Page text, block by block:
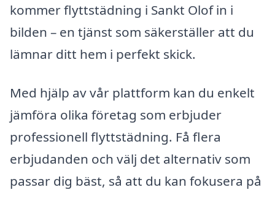
kommer flyttstädning i Sankt Olof in i
bilden – en tjänst som säkerställer att du
lämnar ditt hem i perfekt skick.
Med hjälp av vår plattform kan du enkelt
jämföra olika företag som erbjuder
professionell flyttstädning. Få flera
erbjudanden och välj det alternativ som
passar dig bäst, så att du kan fokusera på